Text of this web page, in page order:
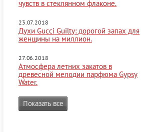
чувств в стеклянном флаконе.
23.07.2018
Духи Gucci Guilty: дорогой запах для
женщины на миллион.
27.06.2018
Атмосфера летних закатов в
древесной мелодии парфюма Gypsy
Water.
Показать все